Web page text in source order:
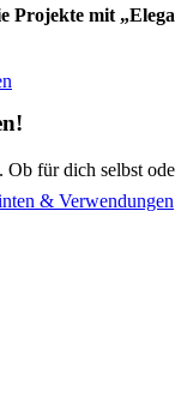
& Verwendungen
Projekte mit
für dich selbst